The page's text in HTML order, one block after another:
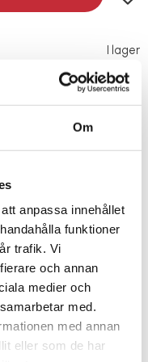
Om
anpassa innehållet
funktioner
trafik. Vi
och annan
medier och
med.
med annan
eller som de har
I lager
204019
0,2 kg
i en gammal och sliten
byta på EN konsol. Vill
par.